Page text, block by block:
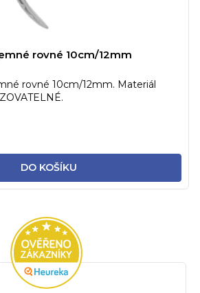
rovné 10cm/12mm
DO KOŠÍKU
rovné 10cm/12mm. Materiál